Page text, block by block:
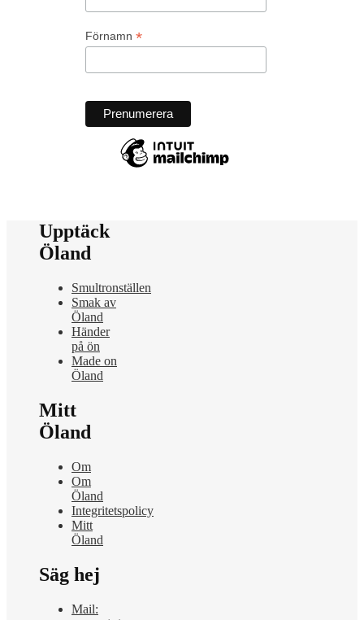
Förnamn *
Upptäck
Öland
Smultronställen
Smak av
Öland
Händer
på ön
Made on
Öland
Mitt
Öland
Om
Om
Öland
Integritetspolicy
Mitt
Öland
Säg hej
Mail: